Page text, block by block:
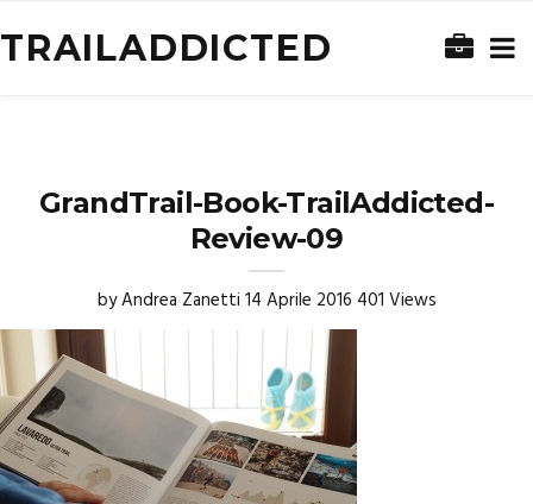
TRAILADDICTED
GrandTrail-Book-TrailAddicted-
Review-09
byAndrea Zanetti 14 Aprile 2016 401 Views